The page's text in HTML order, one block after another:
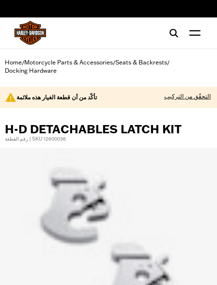
Home/Motorcycle Parts & Accessories/Seats & Backrests/
Docking Hardware
تأكّد من أن قطعة الغيار هذه ملائمة التحقّق من التركيب
H-D DETACHABLES LATCH KIT
رقم القطعة | SKU 12600036